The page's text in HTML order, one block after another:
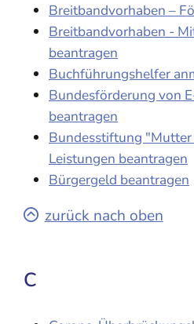
Breitbandvorhaben –
Breitbandvorhaben -
beantragen
Buchführungshelfer
Bundesförderung von
beantragen
Bundesstiftung
Leistungen beantragen
Bürgergeld beantragen
zurück nach oben
C